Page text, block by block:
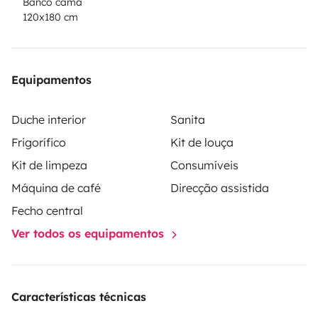
15 EUR.Fale connosco, temos muitas sugestões para
120x180 cm
Equipamentos
Duche interior
Sanita
Frigorífico
Kit de louça
Kit de limpeza
Consumíveis
Máquina de café
Direcção assistida
Fecho central
Ver todos os equipamentos
Características técnicas